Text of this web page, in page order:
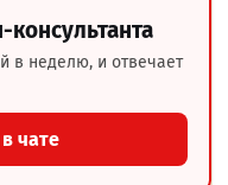
в неделю, и отвечает
чате